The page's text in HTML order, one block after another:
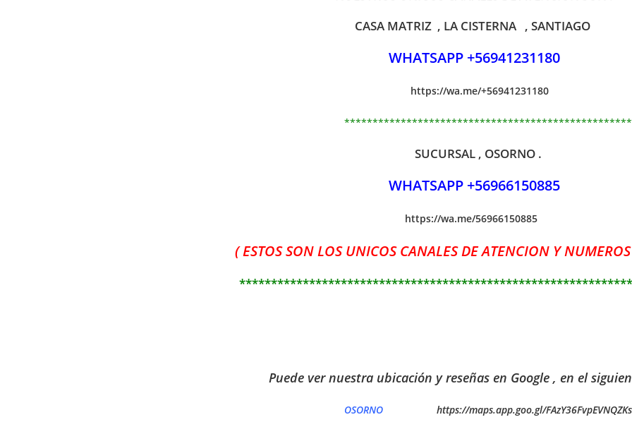
CASA MATRIZ , LA CISTERNA , SANTIAGO
WHATSAPP +56941231180
https://wa.me/+56941231180
SUCURSAL , OSORNO .
WHATSAPP +56966150885
https://wa.me/56966150885
( ESTOS SON LOS UNICOS CANALES DE ATENCION Y
Puede ver nuestra ubicación y reseñas en Google , en el
OSORNO https://maps.app.goo.gl/